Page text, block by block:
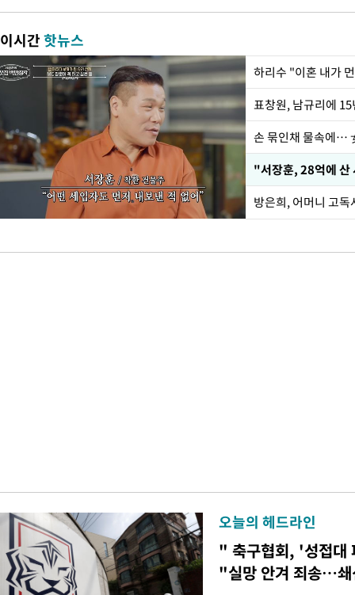
이시간핫뉴스
하리수 "이혼 내가
손 묶인채 물속에…
"서장훈, 28억에 산
방은희, 어머니 고
오늘의 헤드라인
" 축구협회, '성접대
"실망 안겨 죄송…